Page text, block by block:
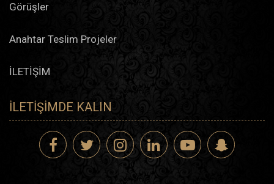
Görüşler
Anahtar Teslim Projeler
İLETİŞİM
İLETIŞIMDE KALIN